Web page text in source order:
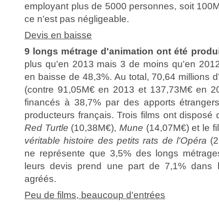
employant plus de 5000 personnes, soit
ce n'est pas négligeable.
Devis en baisse
9 longs métrage d'animation ont été
plus qu'en 2013 mais 3 de moins qu'en
en baisse de 48,3%. Au total, 70,64 millions
(contre 91,05M€ en 2013 et 137,73M€ en
financés à 38,7% par des apports
producteurs français. Trois films ont
Red Turtle (10,38M€),Mune (14,07M€) et le
véritable histoire des petits rats de l'Opéra
ne représente que 3,5% des longs
leurs devis prend une part de 7,1% dans
agréés.
Peu de films, beaucoup d'entrées